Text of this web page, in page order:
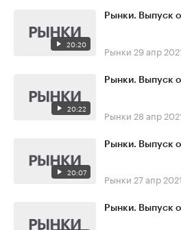
20:20
Рынки. Выпуск
Рынки 29 апр
20:22
Рынки. Выпуск
Рынки 28 апр
20:07
Рынки. Выпуск
Рынки 27 апр
Рынки. Выпуск